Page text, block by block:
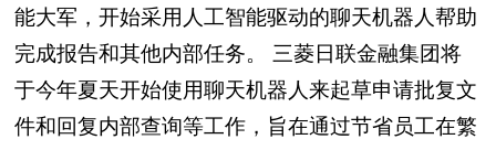
能大军，开始采用人工智能驱动的聊天机器人帮助
完成报告和其他内部任务。 三菱日联金融集团将
于今年夏天开始使用聊天机器人来起草申请批复文
件和回复内部查询等工作，旨在通过节省员工在繁